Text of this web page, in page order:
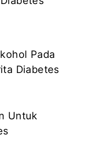
Pada
Diabetes
Untuk